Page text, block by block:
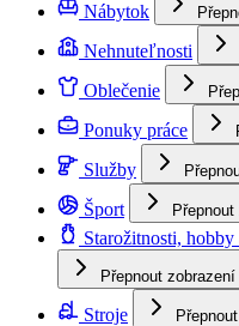
Nábytok
Nehnuteľnosti
Oblečenie
Ponuky práce
Služby
Šport
Starožitnosti, hobby
Přepnout
Stroje